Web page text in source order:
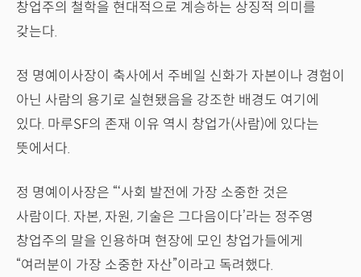
창업주의 철학을 현대적으로 계승하는 상징적 의미를
갖는다.
정 명예이사장이 축사에서 주베일 신화가 자본이나 경험이
아닌 사람의 용기로 실현됐음을 강조한 배경도 여기에
있다. 마루SF의 존재 이유 역시 창업가(사람)에 있다는
뜻에서다.
정 명예이사장은 “‘사회 발전에 가장 소중한 것은
사람이다. 자본, 자원, 기술은 그다음이다’라는 정주영
창업주의 말을 인용하며 현장에 모인 창업가들에게
“여러분이 가장 소중한 자산”이라고 독려했다.